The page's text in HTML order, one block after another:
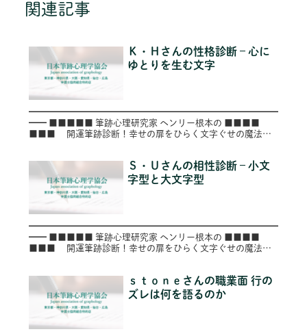
関連記事
Ｋ・Ｈさんの性格診断 – 心に
ゆとりを生む文字
━━━━━━━━━━━━━━━━━━━━━━━━━━━━
━━ ■■■■■ 筆跡心理研究家 ヘンリー根本の ■■■■
■■■ 開運筆跡診断！幸せの扉をひらく文字ぐせの魔法
Ｓ・Ｕさんの相性診断 – 小文
字型と大文字型
━━━━━━━━━━━━━━━━━━━━━━━━━━━━
━━ ■■■■■ 筆跡心理研究家 ヘンリー根本の ■■■■
■■■ 開運筆跡診断！幸せの扉をひらく文字ぐせの魔法
ｓｔｏｎｅさんの職業面 行の
ズレは何を語るのか